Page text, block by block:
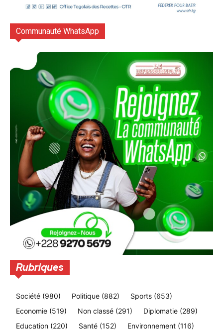
Communauté WhatsApp
Rubriques
Société (980) Politique (882) Sports (653)
Economie (519) Non classé (291) Diplomatie (289)
Education (220) Santé (152) Environnement (116)